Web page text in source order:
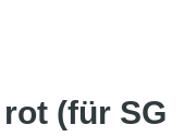
(für SG